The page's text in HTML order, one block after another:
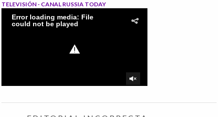
TELEVISIÓN - CANAL RUSSIA TODAY